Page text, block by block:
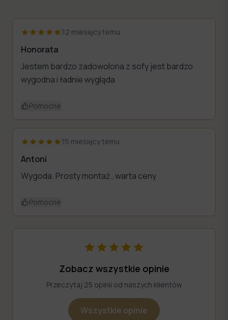
12 miesięcy temu
Honorata
Jestem bardzo zadowolona z sofy jest bardzo
wygodna i ładnie wygląda
Pomocne
15 miesięcy temu
Antoni
Wygoda. Prosty montaż , warta ceny
Pomocne
Zobacz wszystkie opinie
Przeczytaj 25 opinii od naszych klientów
Wszystkie opinie